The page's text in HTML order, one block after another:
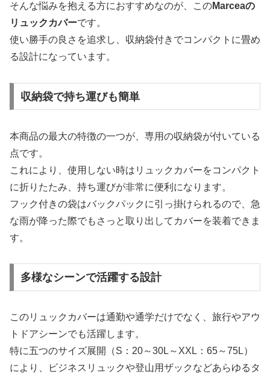
そんな悩みを抱える方におすすめなのが、このMarceaの
リュックカバーです。
使い勝手の良さを追求し、収納袋付きでコンパクトに畳め
る設計になっています。
収納袋で持ち運びも簡単
本商品の最大の特徴の一つが、専用の収納袋が付いている
点です。
これにより、使用しない時はリュックカバーをコンパクト
に折りたたみ、持ち運びが非常に便利になります。
フック付きの袋はバックパックに引っ掛けられるので、急
な雨が降った際でもさっと取り出してカバーを装着できま
す。
多様なシーンで活躍する設計
このリュックカバーは通勤や通学だけでなく、旅行やアウ
トドアシーンでも活躍します。
特に五つのサイズ展開（S：20～30L～XXL：65～75L）
により、ビジネスリュックや登山用ザックなどあらゆるタ